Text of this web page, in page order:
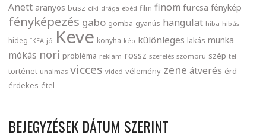
Anett aranyos busz ciki drága ebéd film finom furcsa fénykép
fényképezés gabo gomba gyanús hangulat hiba hibás
hideg IKEA jó Keve konyha kép különleges lakás munka
mókás nori probléma reklám rossz szerelés szomorú szép tél
történet unalmas vicces videó vélemény zene átverés érd
érdekes étel
BEJEGYZÉSEK DÁTUM SZERINT